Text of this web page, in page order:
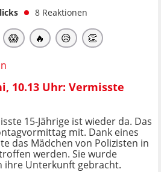
8 Reaktionen
😱 🔥 😥 👏
10.13 Uhr: Vermisste
15-Jährige ist wieder da. Das
mit. Dank eines
das Mädchen von Polizisten in
werden. Sie wurde
ihre Unterkunft gebracht.